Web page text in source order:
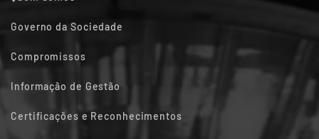
Governo da Sociedade
Compromissos
Informação de Gestão
Certificações e Reconhecimentos